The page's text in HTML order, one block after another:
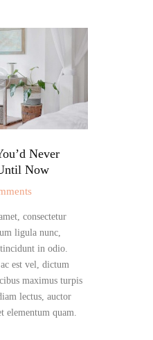
Never
Now
consectetur
ligula nunc,
in odio.
est vel, dictum
maximus turpis
lectus, auctor
elementum quam.